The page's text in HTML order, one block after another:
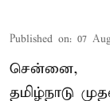
Published on: 07
சென்னை,
தமிழ்நாடு